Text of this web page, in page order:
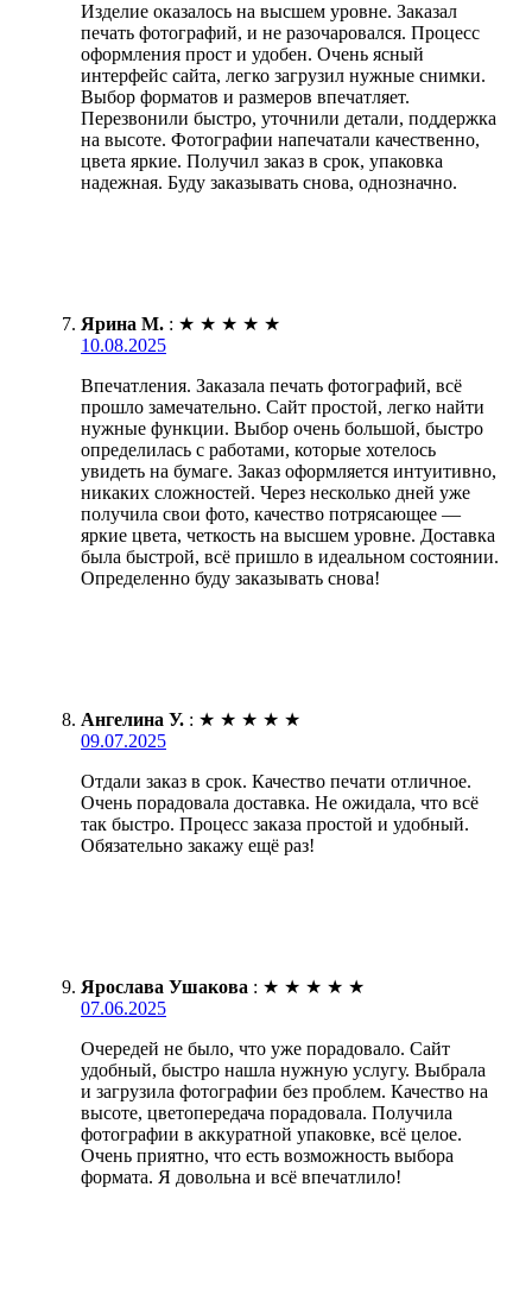
Изделие оказалось на высшем уровне. Заказал
печать фотографий, и не разочаровался. Процесс
оформления прост и удобен. Очень ясный
интерфейс сайта, легко загрузил нужные снимки.
Выбор форматов и размеров впечатляет.
Перезвонили быстро, уточнили детали, поддержка
на высоте. Фотографии напечатали качественно,
цвета яркие. Получил заказ в срок, упаковка
надежная. Буду заказывать снова, однозначно.
Ярина М. : ★ ★ ★ ★ ★
10.08.2025
Впечатления. Заказала печать фотографий, всё
прошло замечательно. Сайт простой, легко найти
нужные функции. Выбор очень большой, быстро
определилась с работами, которые хотелось
увидеть на бумаге. Заказ оформляется интуитивно,
никаких сложностей. Через несколько дней уже
получила свои фото, качество потрясающее —
яркие цвета, четкость на высшем уровне. Доставка
была быстрой, всё пришло в идеальном состоянии.
Определенно буду заказывать снова!
Ангелина У. : ★ ★ ★ ★ ★
09.07.2025
Отдали заказ в срок. Качество печати отличное.
Очень порадовала доставка. Не ожидала, что всё
так быстро. Процесс заказа простой и удобный.
Обязательно закажу ещё раз!
Ярослава Ушакова : ★ ★ ★ ★ ★
07.06.2025
Очередей не было, что уже порадовало. Сайт
удобный, быстро нашла нужную услугу. Выбрала
и загрузила фотографии без проблем. Качество на
высоте, цветопередача порадовала. Получила
фотографии в аккуратной упаковке, всё целое.
Очень приятно, что есть возможность выбора
формата. Я довольна и всё впечатлило!